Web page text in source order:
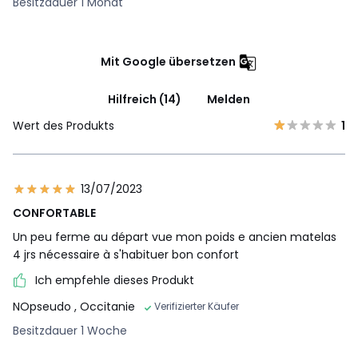
Mit Google übersetzen
Hilfreich (14)
Melden
Wert des Produkts
1
13/07/2023
CONFORTABLE
Un peu ferme au départ vue mon poids e ancien matelas
4 jrs nécessaire à s'habituer bon confort
Ich empfehle dieses Produkt
NOpseudo , Occitanie Verifizierter Käufer
Besitzdauer 1 Woche